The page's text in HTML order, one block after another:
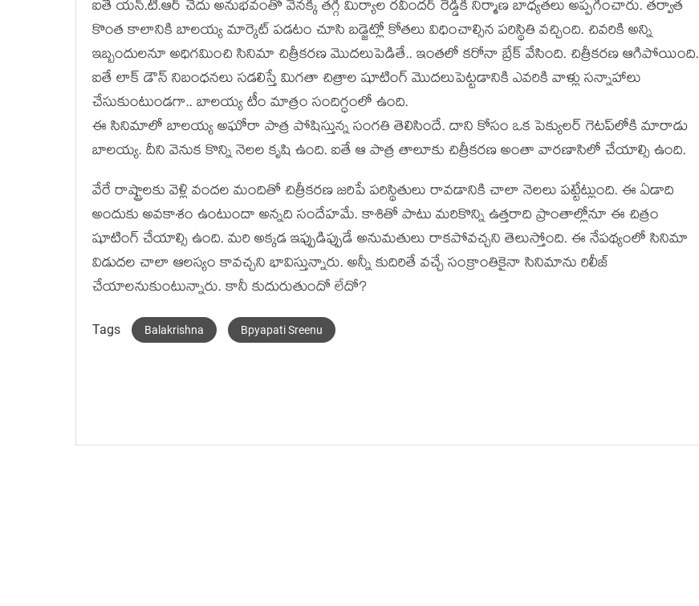
ఐతే య‌న్.టి.ఆర్ చేదు అనుభ‌వంతో వెన‌క్కి త‌గ్గి మిర్యాల ర‌వీందర్ రెడ్డికి నిర్మాణ బాధ్య‌తలు అప్ప‌గించారు. త‌ర్వాత
కొంత కాలానికి బాల‌య్య మార్కెట్ ప‌డ‌టం చూసి బ‌డ్జెట్లో కోత‌లు విధించాల్సిన ప‌రిస్థితి వ‌చ్చింది. చివ‌రికి అన్ని
ఇబ్బందుల‌నూ అధిగమించి సినిమా చిత్రీక‌ర‌ణ మొద‌లుపెడితే.. ఇంత‌లో క‌రోనా బ్రేక్ వేసింది. చిత్రీక‌ర‌ణ ఆగిపోయింది.
ఐతే లాక్ డౌన్ నిబంధ‌న‌లు స‌డలిస్తే మిగ‌తా చిత్రాల షూటింగ్ మొద‌లుపెట్ట‌డానికి ఎవ‌రికి వాళ్లు స‌న్నాహాలు
చేసుకుంటుండ‌గా.. బాల‌య్య టీం మాత్రం సందిగ్ధంలో ఉంది.
ఈ సినిమాలో బాల‌య్య అఘోరా పాత్ర పోషిస్తున్న సంగ‌తి తెలిసిందే. దాని కోసం ఒక పెక్యుల‌ర్ గెట‌ప్‌లోకి మారాడు
బాల‌య్య‌. దీని వెనుక కొన్ని నెల‌ల కృషి ఉంది. ఐతే ఆ పాత్ర తాలూకు చిత్రీక‌ర‌ణ అంతా వార‌ణాసిలో చేయాల్సి ఉంది.
వేరే రాష్ట్రాల‌కు వెళ్లి వంద‌ల మందితో చిత్రీక‌రణ జ‌రిపే ప‌రిస్థితులు రావ‌డానికి చాలా నెల‌లు ప‌ట్టేట్లుంది. ఈ ఏడాది
అందుకు అవకాశం ఉంటుందా అన్న‌ది సందేహ‌మే. కాశితో పాటు మ‌రికొన్ని ఉత్త‌రాది ప్రాంతాల్లోనూ ఈ చిత్రం
షూటింగ్ చేయాల్సి ఉంది. మ‌రి అక్క‌డ ఇప్పుడిప్పుడే అనుమ‌తులు రాక‌పోవ‌చ్చ‌ని తెలుస్తోంది. ఈ నేప‌థ్యంలో సినిమా
విడుద‌ల చాలా ఆల‌స్యం కావ‌చ్చ‌ని భావిస్తున్నారు. అన్నీ కుదిరితే వ‌చ్చే సంక్రాంతికైనా సినిమాను రిలీజ్
చేయాల‌నుకుంటున్నారు. కానీ కుదురుతుందో లేదో?
Tags Balakrishna Bpyapati Sreenu